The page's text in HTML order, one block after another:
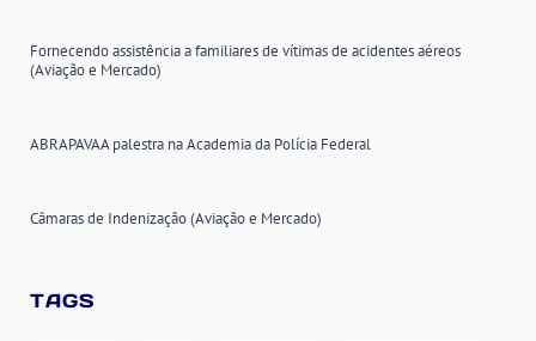
Fornecendo assistência a familiares de vítimas de acidentes aéreos
(Aviação e Mercado)
ABRAPAVAA palestra na Academia da Polícia Federal
Câmaras de Indenização (Aviação e Mercado)
TAGS